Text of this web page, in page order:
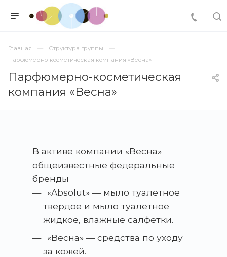
Главная
Структура группы
Парфюмерно-косметическая компания «Весна»
Парфюмерно-косметическая
компания «Весна»
В активе компании «Весна»
общеизвестные федеральные
бренды
«Absolut» — мыло туалетное
твердое и мыло туалетное
жидкое, влажные салфетки.
«Весна» — средства по уходу
за кожей.